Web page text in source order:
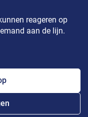
reageren op
aan de lijn.